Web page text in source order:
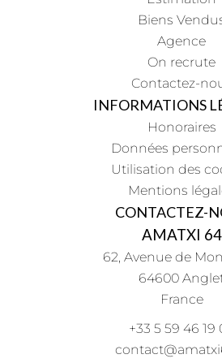
Biens
Agence
On recrute
Contactez-
INFORMATIONS
Honoraires
Données
Utilisation des
Mentions
CONTACTEZ-
AMATXI 64
62, Avenue de
64600
France
+33 5 59 46 19